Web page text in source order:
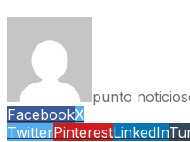
punto
FacebookX
TwitterPinterestLinkedIn